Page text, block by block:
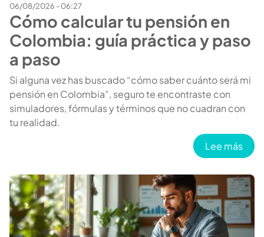
06/08/2026 - 06:27
Cómo calcular tu pensión en
Colombia: guía práctica y paso
a paso
Si alguna vez has buscado “cómo saber cuánto será mi
pensión en Colombia”, seguro te encontraste con
simuladores, fórmulas y términos que no cuadran con
tu realidad.
Lee más